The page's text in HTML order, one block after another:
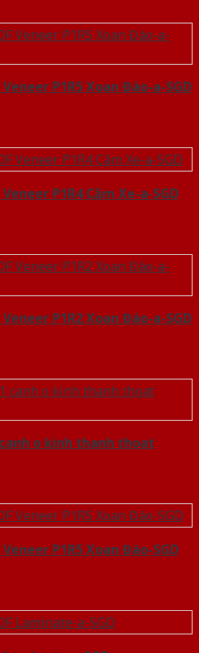
P1R5 Xoan Đào-a-SGD
P1R4 Căm Xe-a-SGD
P1R2 Xoan Đào-a-SGD
o kinh thanh thoat
P1R5 Xoan Đào-SGD